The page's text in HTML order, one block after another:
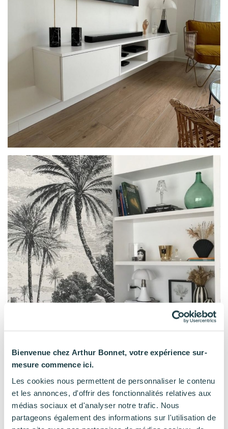
Bienvenue chez Arthur Bonnet, votre expérience sur-
mesure commence ici.
Les cookies nous permettent de personnaliser le contenu
et les annonces, d'offrir des fonctionnalités relatives aux
médias sociaux et d'analyser notre trafic. Nous
partageons également des informations sur l'utilisation de